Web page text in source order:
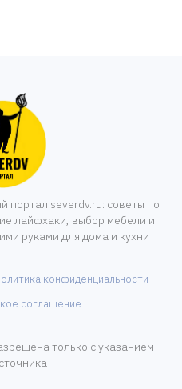
портал severdv.ru: советы по
лайфхаки, выбор мебели и
руками для дома и кухни
конфиденциальности
соглашение
только с указанием